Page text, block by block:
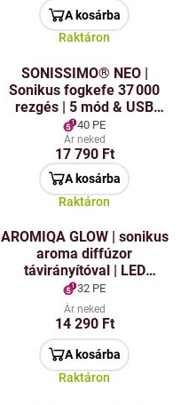
A kosárba
Raktáron
SONISSIMO® NEO |
Sonikus fogkefe 37 000
rezgés | 5 mód & USB
töltés
40 PE
Ár neked
17 790 Ft
A kosárba
Raktáron
AROMIQA GLOW | sonikus
aroma diffúzor
távirányítóval | LED
világítás & USB-C
tápegység
32 PE
Ár neked
14 290 Ft
A kosárba
Raktáron